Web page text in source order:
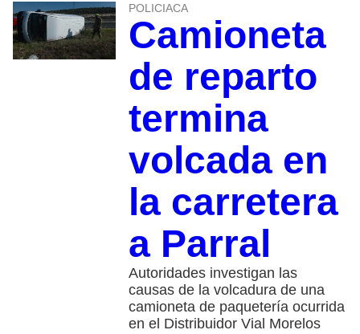
POLICIACA
Camioneta
de reparto
termina
volcada en
la carretera
a Parral
Autoridades investigan las
causas de la volcadura de una
camioneta de paquetería ocurrida
en el Distribuidor Vial Morelos